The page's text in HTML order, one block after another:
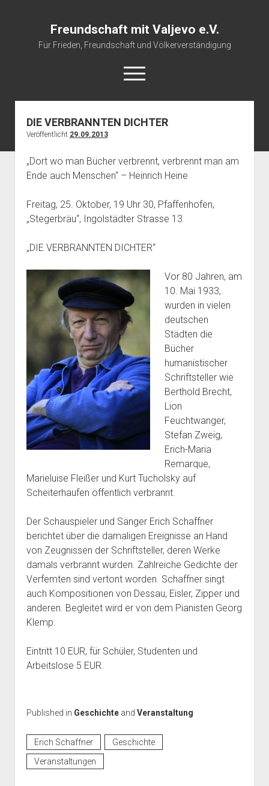
Freundschaft mit Valjevo e.V.
Für Frieden, Freundschaft und Völkerverständigung
open
menu
Startseite
Über uns
Impressum
DIE VERBRANNTEN DICHTER
Veröffentlicht 29.09.2013
„Dort wo man Bücher verbrennt, verbrennt man am
Ende auch Menschen“ – Heinrich Heine
Freitag, 25. Oktober, 19 Uhr 30, Pfaffenhofen,
„Stegerbräu“, Ingolstädter Strasse 13
„DIE VERBRANNTEN DICHTER“
Vor 80 Jahren, am
10. Mai 1933,
wurden in vielen
deutschen
Städten die
Bücher
humanistischer
Schriftsteller wie
Berthold Brecht,
Lion
Feuchtwanger,
Stefan Zweig,
Erich-Maria
Remarque,
Marieluise Fleißer und Kurt Tucholsky auf
Scheiterhaufen öffentlich verbrannt.
Der Schauspieler und Sänger Erich Schaffner
berichtet über die damaligen Ereignisse an Hand
von Zeugnissen der Schriftsteller, deren Werke
damals verbrannt wurden. Zahlreiche Gedichte der
Verfemten sind vertont worden. Schaffner singt
auch Kompositionen von Dessau, Eisler, Zipper und
anderen. Begleitet wird er von dem Pianisten Georg
Klemp.
Eintritt 10 EUR, für Schüler, Studenten und
Arbeitslose 5 EUR.
Published in Geschichteand Veranstaltung
Erich Schaffner
Geschichte
Veranstaltungen